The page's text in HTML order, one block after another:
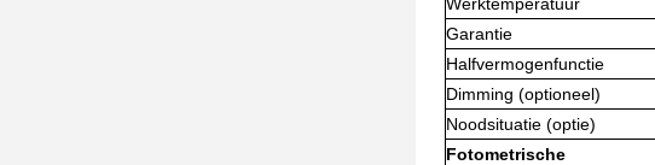
Garantie
Halfvermogenfunctie
Dimming (optioneel)
Noodsituatie (optie)
Fotometrische